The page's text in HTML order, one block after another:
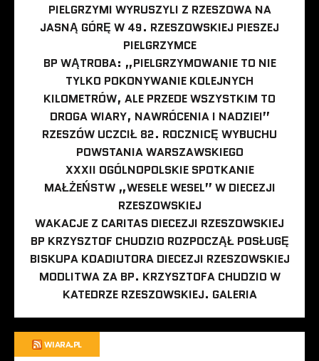
PIELGRZYMI WYRUSZYLI Z RZESZOWA NA
JASNĄ GÓRĘ W 49. RZESZOWSKIEJ PIESZEJ
PIELGRZYMCE
BP WĄTROBA: „PIELGRZYMOWANIE TO NIE
TYLKO POKONYWANIE KOLEJNYCH
KILOMETRÓW, ALE PRZEDE WSZYSTKIM TO
DROGA WIARY, NAWRÓCENIA I NADZIEI”
RZESZÓW UCZCIŁ 82. ROCZNICĘ WYBUCHU
POWSTANIA WARSZAWSKIEGO
XXXII OGÓLNOPOLSKIE SPOTKANIE
MAŁŻEŃSTW „WESELE WESEL” W DIECEZJI
RZESZOWSKIEJ
WAKACJE Z CARITAS DIECEZJI RZESZOWSKIEJ
BP KRZYSZTOF CHUDZIO ROZPOCZĄŁ POSŁUGĘ
BISKUPA KOADIUTORA DIECEZJI RZESZOWSKIEJ
MODLITWA ZA BP. KRZYSZTOFA CHUDZIO W
KATEDRZE RZESZOWSKIEJ. GALERIA
WIARA.PL